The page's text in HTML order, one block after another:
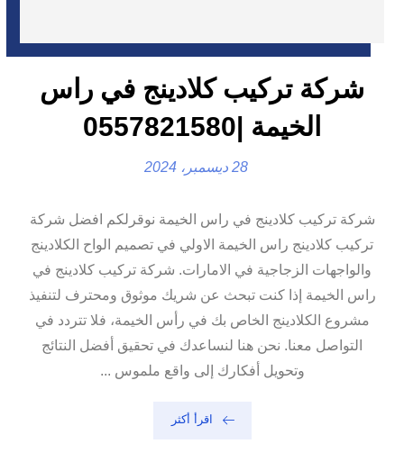
شركة تركيب كلادينج في راس
الخيمة |0557821580
28 ديسمبر، 2024
شركة تركيب كلادينج في راس الخيمة نوقرلكم افضل شركة
تركيب كلادينج راس الخيمة الاولي في تصميم الواح الكلادينج
والواجهات الزجاجية في الامارات. شركة تركيب كلادينج في
راس الخيمة إذا كنت تبحث عن شريك موثوق ومحترف لتنفيذ
مشروع الكلادينج الخاص بك في رأس الخيمة، فلا تتردد في
التواصل معنا. نحن هنا لنساعدك في تحقيق أفضل النتائج
وتحويل أفكارك إلى واقع ملموس ...
اقرأ أكثر